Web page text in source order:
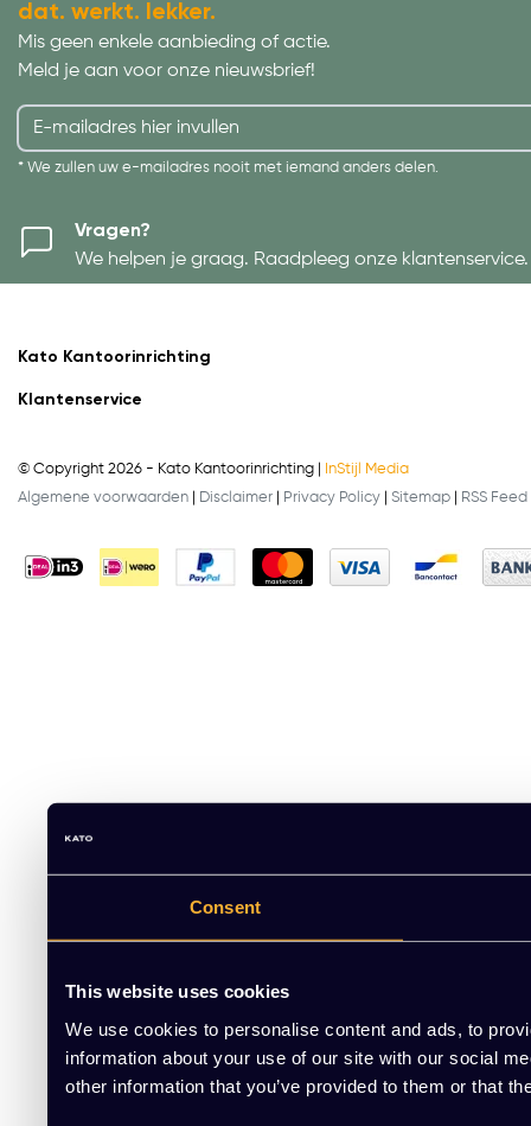
Consent
This website uses cookies
We use cookies to personalise content and ads, to
information about your use of our site with our social
other information that you’ve provided to them or that
dat. werkt. lekker.
Mis geen enkele aanbieding of actie.
Meld je aan voor onze nieuwsbrief!
* We zullen uw e-mailadres nooit met iemand anders delen.
Vragen?
We helpen je graag. Raadpleeg onze klantenservice.
Kato Kantoorinrichting
Klantenservice
© Copyright 2026 - Kato Kantoorinrichting |
InStijl Media
Algemene voorwaarden
Disclaimer Privacy Policy Sitemap RSS Feed